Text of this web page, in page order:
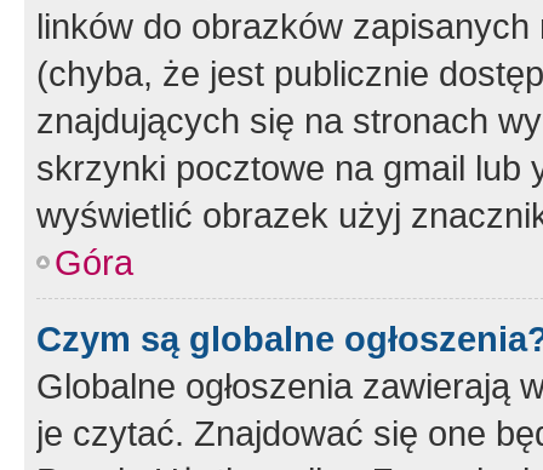
linków do obrazków
(chyba, że jest publicznie
znajdujących się na stronach
skrzynki pocztowe na gmail lub
wyświetlić obrazek użyj
Góra
Czym są globalne
Globalne ogłoszenia zawierają
je czytać. Znajdować się one